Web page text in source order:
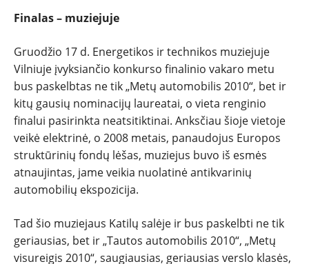
Finalas – muziejuje
Gruodžio 17 d. Energetikos ir technikos muziejuje
Vilniuje įvyksiančio konkurso finalinio vakaro metu
bus paskelbtas ne tik „Metų automobilis 2010“, bet ir
kitų gausių nominacijų laureatai, o vieta renginio
finalui pasirinkta neatsitiktinai. Anksčiau šioje vietoje
veikė elektrinė, o 2008 metais, panaudojus Europos
struktūrinių fondų lėšas, muziejus buvo iš esmės
atnaujintas, jame veikia nuolatinė antikvarinių
automobilių ekspozicija.
Tad šio muziejaus Katilų salėje ir bus paskelbti ne tik
geriausias, bet ir „Tautos automobilis 2010“, „Metų
visureigis 2010“, saugiausias, geriausias verslo klasės,